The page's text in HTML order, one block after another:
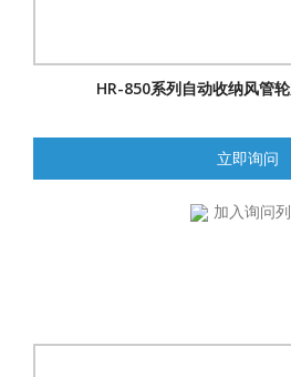
HR-850系列自动收纳风管
立即询问
加入询问